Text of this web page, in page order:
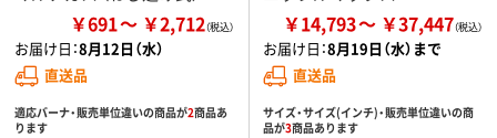
￥691 ￥2,712
お届け日：8月12日（水）
直送品
適応バーナ・販売単位違いの商品が2商品あ
ります
￥14,793 ￥37,447
お届け日：8月19日（水）まで
直送品
サイズ・サイズ(インチ)・販売単位違いの商
品が3商品あります